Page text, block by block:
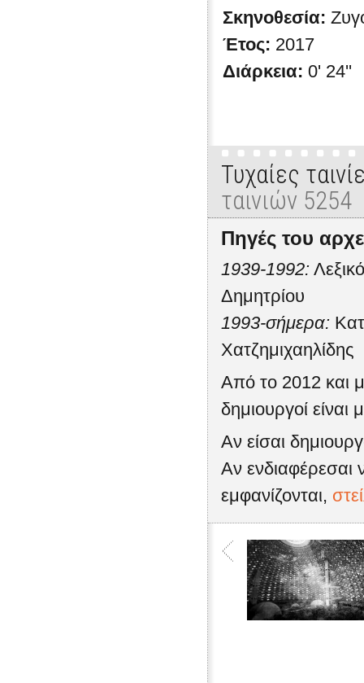
Σκηνοθεσία:
Έτος: 2017
Διάρκεια: 0' 24''
Τυχαίες
ταινιών 5254
Πηγές του
1939-1992:
Δημητρίου
1993-σήμερα:
Χατζημιχαηλίδης
Από το 2012 και
δημιουργοί
Αν είσαι
Αν ενδιαφέρεσαι
εμφανίζονται,